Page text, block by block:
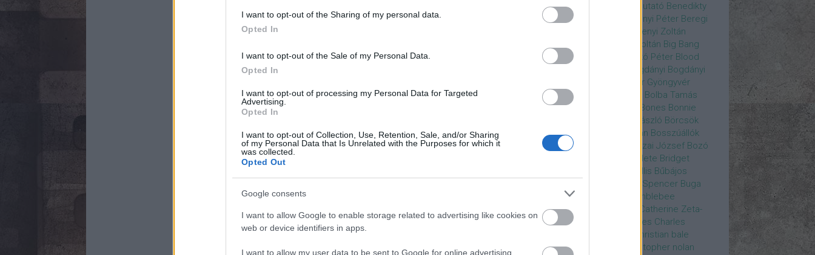
I want to opt-out of the Sharing of my personal data.
Opted In
I want to opt-out of the Sale of my Personal Data.
Opted In
I want to opt-out of processing my Personal Data for Targeted
Advertising.
Opted In
I want to opt-out of Collection, Use, Retention, Sale, and/or Sharing
of my Personal Data that Is Unrelated with the Purposes for which it
was collected.
Opted Out
Google consents
I want to allow Google to enable storage related to advertising like cookies on
web or device identifiers in apps.
I want to allow my user data to be sent to Google for online advertising
Beetlejuice
bemutató Benedikty
Marcell
Benkő Péter Bercsényi Péter Beregi
Berzsenyi Zoltán
Bezerédi Zoltán Big Bang
Media Kft.
Blake Lively Blaskó Péter Blood
Bogdányi Bogdányi
Bognár Gyöngyvér
Bognár Tamás
Bolba Tamás
Boldog Gábor
Bones Bonnie
Borbély László Börcsök
Enikő Boros Zoltán Bor Zoltán Bosszúállók
Botár Endre
Bozai József Bozó
Brian élete Bridget
Bruce Willis Bűbájos
Bud Spencer Buga
bukott birodalom
Bumblebee
Cameron Diaz
Catherine Zeta-
Jones CD Projekt Red Charles Charles
christian bale
Christopher Eccleston
christopher nolan